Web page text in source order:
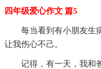
四年级爱心作文 篇5
每当看到有小朋友生
让我伤心不己。
记得，有一天，我和